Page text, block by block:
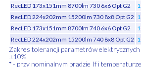
RecLED 173x151mm 8700lm 730 6x6 Opt G2
RecLED 224x202mm 15200lm 730 8x8 Opt G2
RecLED 173x151mm 8700lm 740 6x6 Opt G2
RecLED 224x202mm 15200lm 740 8x8 Opt G2
Zakres tolerancji parametrów
±10%
*- przy nominalnym prądzie If i